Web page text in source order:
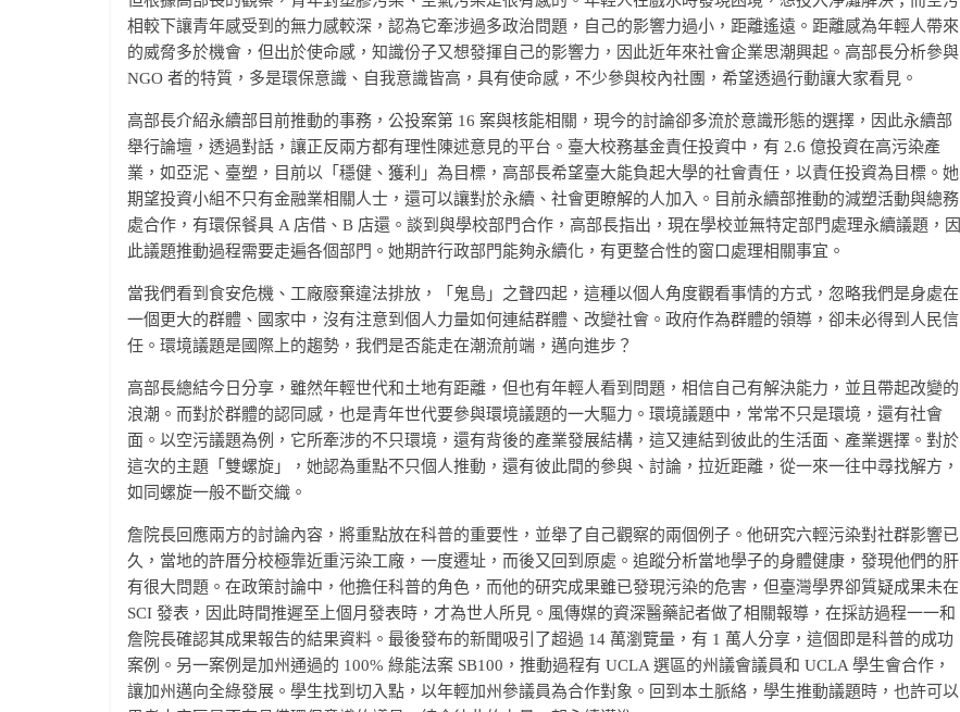
相較下讓青年感受到的無力感較深，認為它牽涉過多政治問題，自己的影響力過小，距離遙遠。距離感為年輕人帶來
的威脅多於機會，但出於使命感，知識份子又想發揮自己的影響力，因此近年來社會企業思潮興起。高部長分析參與
NGO 者的特質，多是環保意識、自我意識皆高，具有使命感，不少參與校內社團，希望透過行動讓大家看見。
高部長介紹永續部目前推動的事務，公投案第 16 案與核能相關，現今的討論卻多流於意識形態的選擇，因此永續部
舉行論壇，透過對話，讓正反兩方都有理性陳述意見的平台。臺大校務基金責任投資中，有 2.6 億投資在高污染產
業，如亞泥、臺塑，目前以「穩健、獲利」為目標，高部長希望臺大能負起大學的社會責任，以責任投資為目標。她
期望投資小組不只有金融業相關人士，還可以讓對於永續、社會更瞭解的人加入。目前永續部推動的減塑活動與總務
處合作，有環保餐具 A 店借、B 店還。談到與學校部門合作，高部長指出，現在學校並無特定部門處理永續議題，因
此議題推動過程需要走遍各個部門。她期許行政部門能夠永續化，有更整合性的窗口處理相關事宜。
當我們看到食安危機、工廠廢棄違法排放，「鬼島」之聲四起，這種以個人角度觀看事情的方式，忽略我們是身處在
一個更大的群體、國家中，沒有注意到個人力量如何連結群體、改變社會。政府作為群體的領導，卻未必得到人民信
任。環境議題是國際上的趨勢，我們是否能走在潮流前端，邁向進步？
高部長總結今日分享，雖然年輕世代和土地有距離，但也有年輕人看到問題，相信自己有解決能力，並且帶起改變的
浪潮。而對於群體的認同感，也是青年世代要參與環境議題的一大驅力。環境議題中，常常不只是環境，還有社會
面。以空污議題為例，它所牽涉的不只環境，還有背後的產業發展結構，這又連結到彼此的生活面、產業選擇。對於
這次的主題「雙螺旋」，她認為重點不只個人推動，還有彼此間的參與、討論，拉近距離，從一來一往中尋找解方，
如同螺旋一般不斷交織。
詹院長回應兩方的討論內容，將重點放在科普的重要性，並舉了自己觀察的兩個例子。他研究六輕污染對社群影響已
久，當地的許厝分校極靠近重污染工廠，一度遷址，而後又回到原處。追蹤分析當地學子的身體健康，發現他們的肝
有很大問題。在政策討論中，他擔任科普的角色，而他的研究成果雖已發現污染的危害，但臺灣學界卻質疑成果未在
SCI 發表，因此時間推遲至上個月發表時，才為世人所見。風傳媒的資深醫藥記者做了相關報導，在採訪過程一一和
詹院長確認其成果報告的結果資料。最後發布的新聞吸引了超過 14 萬瀏覽量，有 1 萬人分享，這個即是科普的成功
案例。另一案例是加州通過的 100% 綠能法案 SB100，推動過程有 UCLA 選區的州議會議員和 UCLA 學生會合作，
讓加州邁向全綠發展。學生找到切入點，以年輕加州參議員為合作對象。回到本土脈絡，學生推動議題時，也許可以